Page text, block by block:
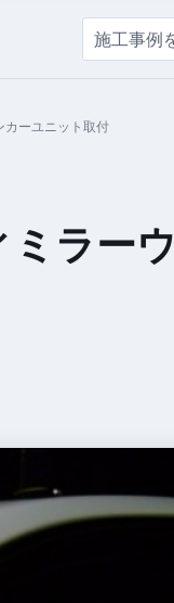
カーユニット取付
ラー